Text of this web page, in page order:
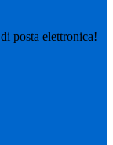
posta elettronica!